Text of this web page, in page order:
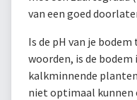
van een goed
Is de pH van je
woorden, is de
kalkminnende
niet optimaal